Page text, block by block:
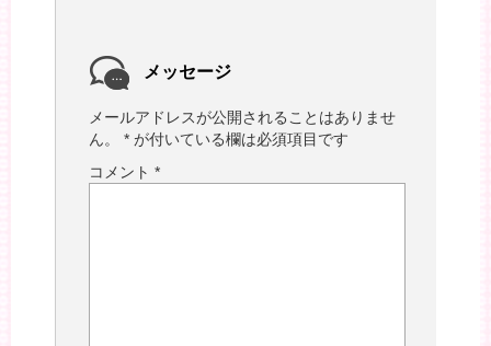
メッセージ
メールアドレスが公開されることはありませ
ん。
* が付いている欄は必須項目です
コメント *